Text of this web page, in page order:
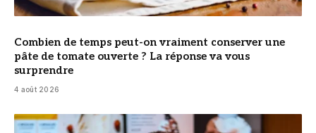
Combien de temps peut-on vraiment conserver une
pâte de tomate ouverte ? La réponse va vous
surprendre
4 août 2026
© Cyril Lignac